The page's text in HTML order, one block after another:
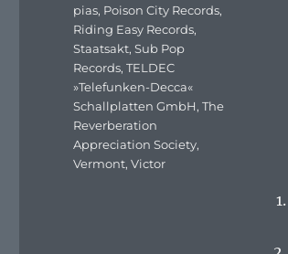
pias, Poison City Records,
Riding Easy Records,
Staatsakt,Sub Pop
Records,TELDEC
»Telefunken-Decca«
Schallplatten GmbH,The
Reverberation
Appreciation Society,
Vermont,Victor